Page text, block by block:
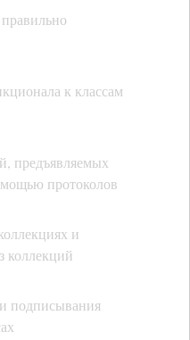
к классам
предъявляемых
протоколов
и
коллекций
подписывания